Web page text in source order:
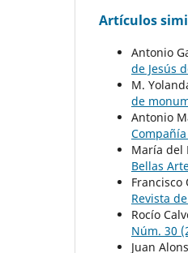
Artículos
Antonio
de Jesús
M.
de
Antonio
María del
Bellas
Francisco
Revista
Rocío
Núm. 30
Juan